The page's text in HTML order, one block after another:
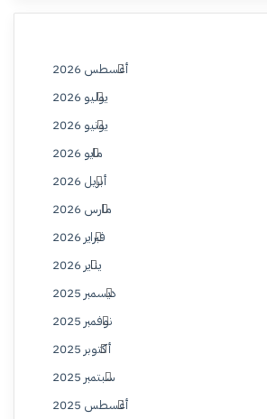
أغسطس 2026
يوليو 2026
يونيو 2026
مايو 2026
أبريل 2026
مارس 2026
فبراير 2026
يناير 2026
ديسمبر 2025
نوفمبر 2025
أكتوبر 2025
سبتمبر 2025
أغسطس 2025